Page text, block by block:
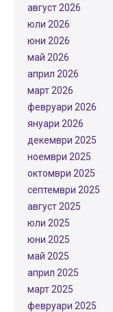
август 2026
юли 2026
юни 2026
май 2026
април 2026
март 2026
февруари 2026
януари 2026
декември 2025
ноември 2025
октомври 2025
септември 2025
август 2025
юли 2025
юни 2025
май 2025
април 2025
март 2025
февруари 2025